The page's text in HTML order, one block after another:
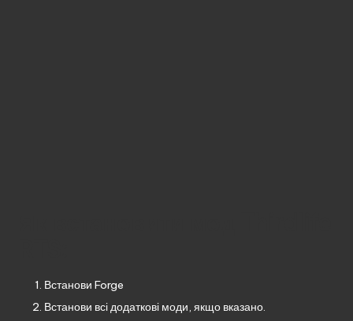
Встанови Forge
Встанови всі додаткові моди, якщо вказано.